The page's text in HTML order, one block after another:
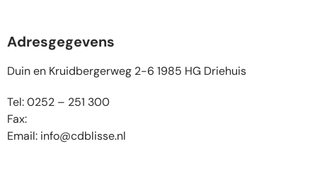
Adresgegevens
Duin en Kruidbergerweg 2-6 1985 HG Driehuis
Tel: 0252 – 251 300
Fax:
Email: info@cdblisse.nl